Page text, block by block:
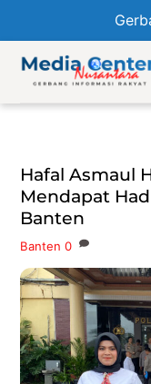
content
Hafal Asmaul
Mendapat
Banten
Banten 0